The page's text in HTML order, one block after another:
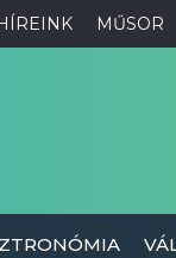
MŰSOR